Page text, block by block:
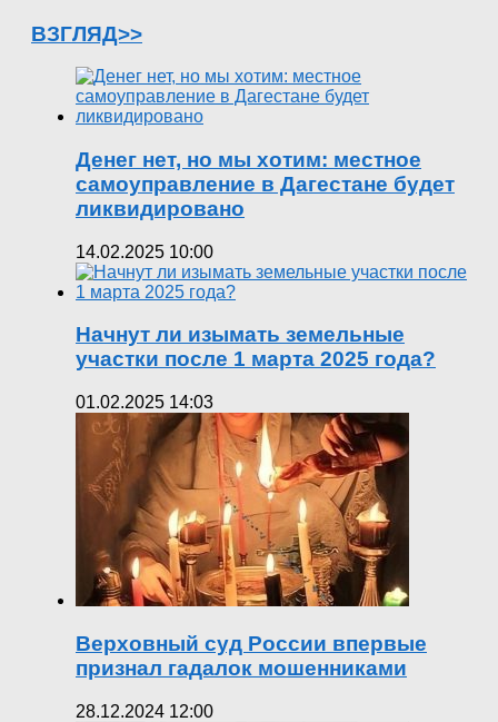
ВЗГЛЯД>>
Денег нет, но мы хотим: местное
самоуправление в Дагестане будет
ликвидировано
14.02.2025 10:00
Начнут ли изымать земельные
участки после 1 марта 2025 года?
01.02.2025 14:03
Верховный суд России впервые
признал гадалок мошенниками
28.12.2024 12:00